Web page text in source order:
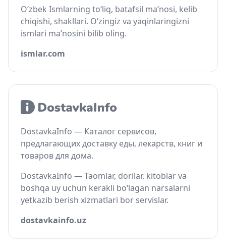
O‘zbek Ismlarning to‘liq, batafsil ma’nosi, kelib
chiqishi, shakllari. O‘zingiz va yaqinlaringizni
ismlari ma’nosini bilib oling.
ismlar.com
DostavkaInfo — Каталог сервисов,
предлагающих доставку еды, лекарств, книг и
товаров для дома.
DostavkaInfo — Taomlar, dorilar, kitoblar va
boshqa uy uchun kerakli bo‘lagan narsalarni
yetkazib berish xizmatlari bor servislar.
dostavkainfo.uz